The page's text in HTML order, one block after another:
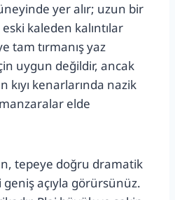
yer alır; uzun bir
kaleden kalıntılar
tam tırmanış yaz
uygun değildir, ancak
kıyı kenarlarında nazik
elde
tepeye doğru dramatik
açıyla görürsünüz.